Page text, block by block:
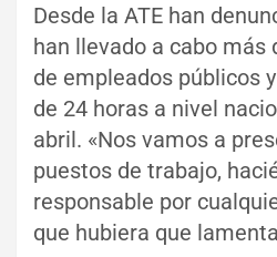
Desde la ATE han
han llevado a cabo más
de empleados públicos
de 24 horas a nivel
abril. «Nos vamos a
puestos de trabajo,
responsable por
que hubiera que